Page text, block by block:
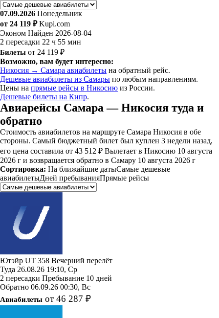
07.09.2026 Понедельник
от 24 119 ₽ Kupi.com
Эконом Найден 2026-08-04
2 пересадки 22 ч 55 мин
Билеты от 24 119 ₽
Возможно, вам будет интересно:
Никосия → Самара авиабилеты на обратный рейс.
Дешевые авиабилеты из Самары по любым направлениям.
Цены на прямые рейсы в Никосию из России.
Дешевые билеты на Кипр.
Авиарейсы Самара — Никосия туда и
обратно
Стоимость авиабилетов на маршруте Самара Никосия в обе
стороны. Самый бюджетный билет был куплен 3 недели назад,
его цена составила от 43 512 ₽ Вылетает в Никосию 10 августа
2026 г и возвращается обратно в Самару 10 августа 2026 г
Сортировка: На ближайшие датыСамые дешевые
авиабилетыДней пребыванияПрямые рейсы
Ютэйр UT 358 Вечерний перелёт
Туда 26.08.26 19:10, Ср
2 пересадки Пребывание 10 дней
Обратно 06.09.26 00:30, Вс
Авиабилеты от 46 287 ₽